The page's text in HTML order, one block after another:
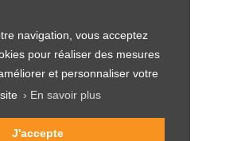
navigation, vous acceptez
pour réaliser des mesures
et personnaliser votre
› En savoir plus
J'accepte